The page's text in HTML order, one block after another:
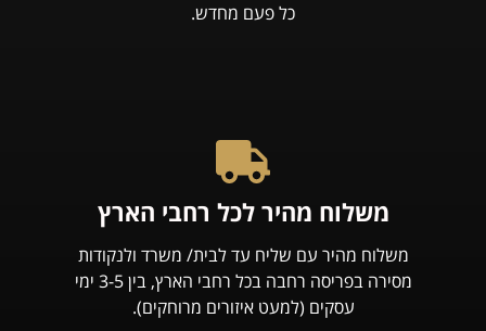
כל פעם מחדש.
משלוח מהיר לכל רחבי הארץ
משלוח מהיר עם שליח עד לבית/ משרד ולנקודות
מסירה בפריסה רחבה בכל רחבי הארץ, בין 3-5 ימי
עסקים (למעט איזורים מרוחקים).